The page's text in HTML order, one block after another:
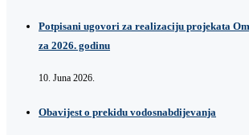
Potpisani ugovori za realizaciju projekata
za 2026. godinu
10. Juna 2026.
Obavijest o prekidu vodosnabdijevanja